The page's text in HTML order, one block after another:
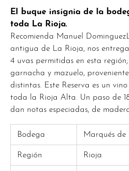
El buque insignia de la
toda La Rioja.
Recomienda Manuel
antigua de La Rioja, nos
4 uvas permitidas en esta
garnacha y mazuelo,
distintas. Este Reserva es un
toda la Rioja Alta. Un paso de
dan notas especiadas, de
Bodega Marqués
Región Rioja